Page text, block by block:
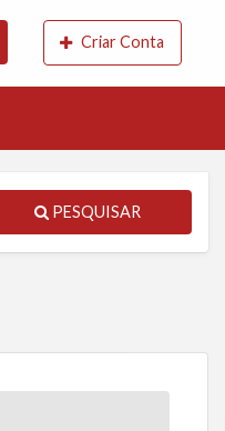
Criar Conta
PESQUISAR